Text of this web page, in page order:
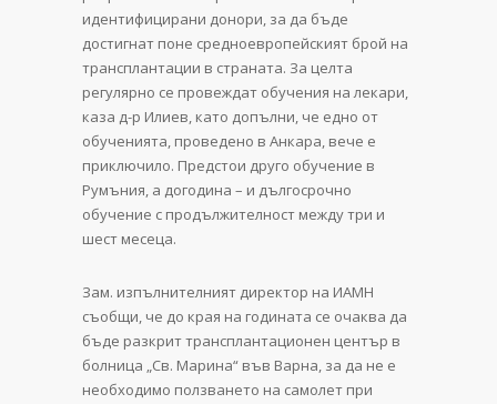
идентифицирани донори, за да бъде
достигнат поне средноевропейският брой на
трансплантации в страната. За целта
регулярно се провеждат обучения на лекари,
каза д-р Илиев, като допълни, че едно от
обученията, проведено в Анкара, вече е
приключило. Предстои друго обучение в
Румъния, а догодина – и дългосрочно
обучение с продължителност между три и
шест месеца.
Зам. изпълнителният директор на ИАМН
съобщи, че до края на годината се очаква да
бъде разкрит трансплантационен център в
болница „Св. Марина“ във Варна, за да не е
необходимо ползването на самолет при